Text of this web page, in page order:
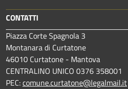
CONTATTI
Piazza Corte Spagnola 3
Montanara di Curtatone
46010 Curtatone - Mantova
CENTRALINO UNICO 0376 358001
PEC:comune.curtatone@legalmail.it